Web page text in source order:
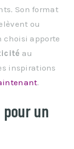
Son format
ou
choisi apporte
au
inspirations
.
un